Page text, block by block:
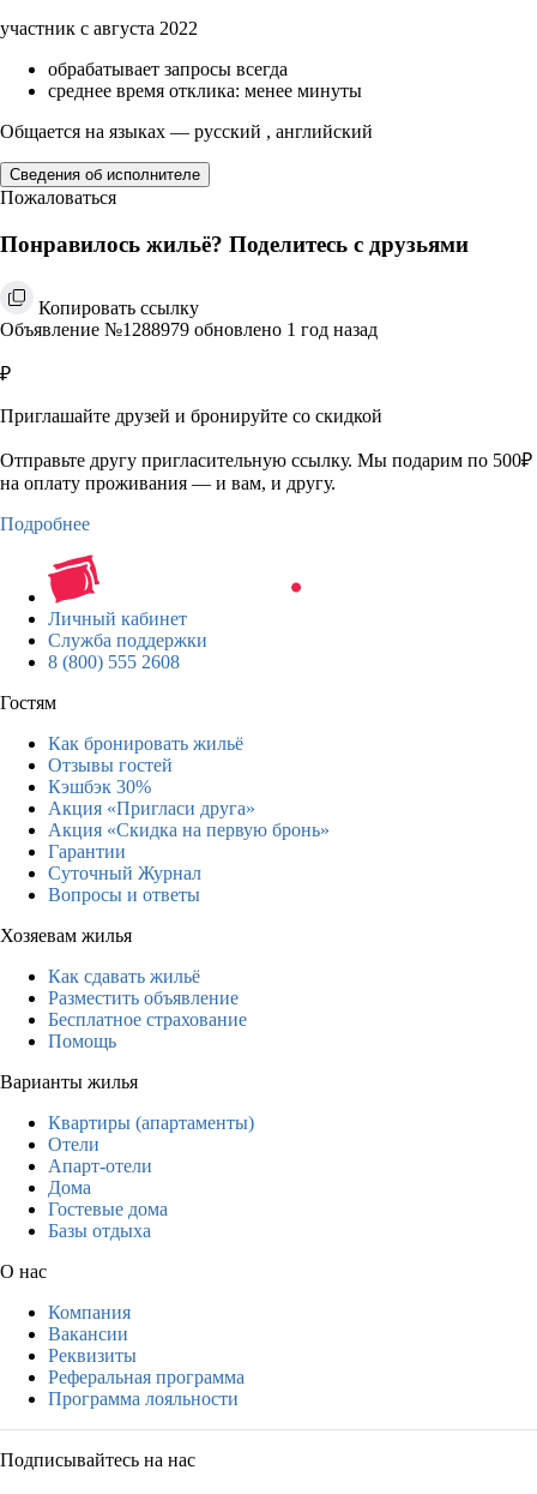
участник с августа 2022
обрабатывает запросы всегда
среднее время отклика: менее минуты
Общается на языках — русский , английский
Сведения об исполнителе
Пожаловаться
Понравилось жильё? Поделитесь с друзьями
Копировать ссылку
Объявление №1288979 обновлено 1 год назад
₽
Приглашайте друзей и бронируйте со скидкой
Отправьте другу пригласительную ссылку. Мы подарим по 500₽
на оплату проживания — и вам, и другу.
Подробнее
Личный кабинет
Служба поддержки
8 (800) 555 2608
Гостям
Как бронировать жильё
Отзывы гостей
Кэшбэк 30%
Акция «Пригласи друга»
Акция «Скидка на первую бронь»
Гарантии
Суточный Журнал
Вопросы и ответы
Хозяевам жилья
Как сдавать жильё
Разместить объявление
Бесплатное страхование
Помощь
Варианты жилья
Квартиры (апартаменты)
Отели
Апарт-отели
Дома
Гостевые дома
Базы отдыха
О нас
Компания
Вакансии
Реквизиты
Реферальная программа
Программа лояльности
Подписывайтесь на нас